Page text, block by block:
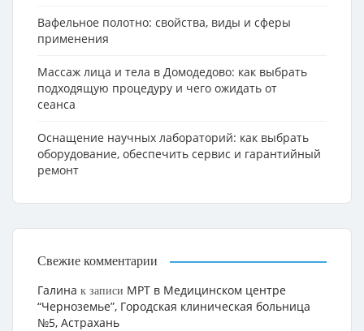
Вафельное полотно: свойства, виды и сферы
применения
Массаж лица и тела в Домодедово: как выбрать
подходящую процедуру и чего ожидать от
сеанса
Оснащение научных лабораторий: как выбрать
оборудование, обеспечить сервис и гарантийный
ремонт
Свежие комментарии
Галина к записи МРТ в Медицинском центре
“Черноземье”, Городская клиническая больница
№5, Астрахань